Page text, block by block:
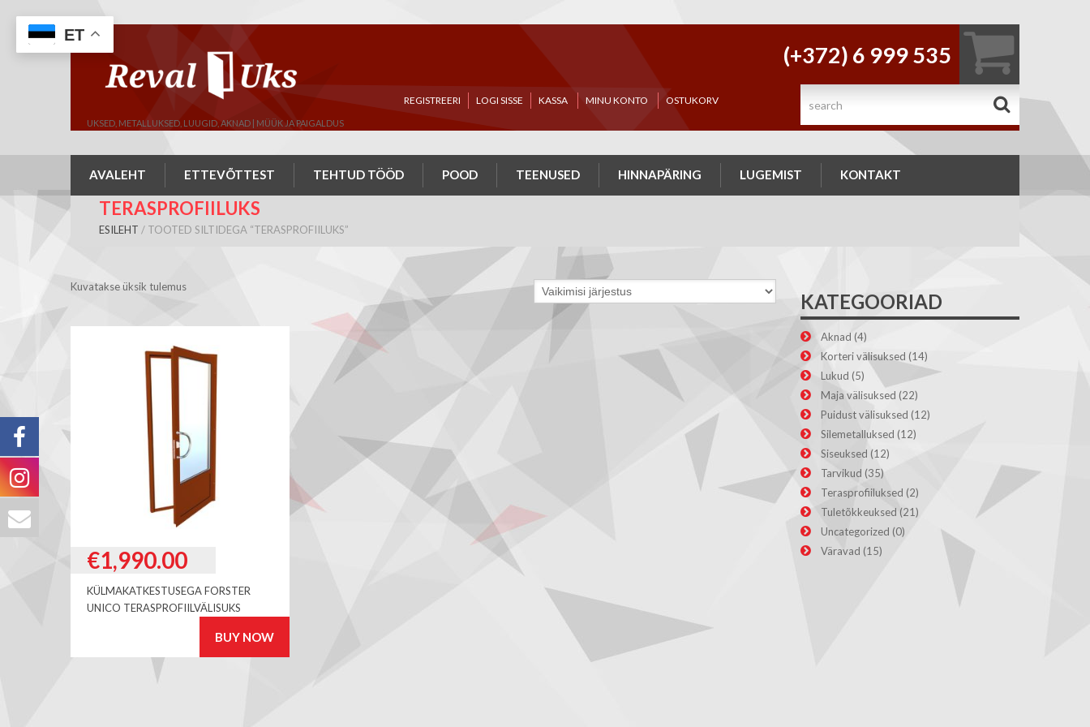
UKSED, METALLUKSED, LUUGID, AKNAD | MÜÜK JA PAIGALDUS
REGISTREERI LOGI SISSE KASSA MINU KONTO OSTUKORV
(+372) 6 999 535
AVALEHT ETTEVÕTTEST TEHTUD TÖÖD POOD TEENUSED HINNAPÄRING LUGEMIST KONTAKT
TERASPROFIILUKS
ESILEHT / TOOTED SILTIDEGA “TERASPROFIILUKS”
Kuvatakse üksik tulemus
€1,990.00
KÜLMAKATKESTUSEGA FORSTER
UNICO TERASPROFIILVÄLISUKS
BUY NOW
KATEGOORIAD
Aknad (4)
Korteri välisuksed (14)
Lukud (5)
Maja välisuksed (22)
Puidust välisuksed (12)
Silemetalluksed (12)
Siseuksed (12)
Tarvikud (35)
Terasprofiiluksed (2)
Tuletõkkeuksed (21)
Uncategorized (0)
Väravad (15)
ET